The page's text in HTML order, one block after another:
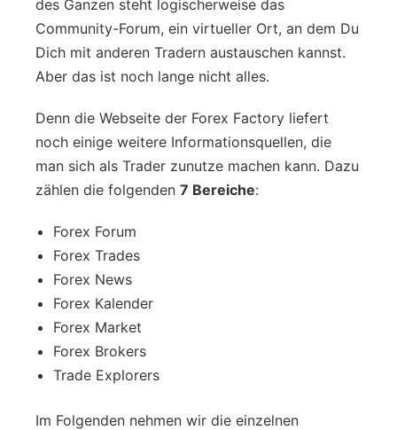
des Ganzen steht logischerweise das
Community-Forum, ein virtueller Ort, an dem Du
Dich mit anderen Tradern austauschen kannst.
Aber das ist noch lange nicht alles.
Denn die Webseite der Forex Factory liefert
noch einige weitere Informationsquellen, die
man sich als Trader zunutze machen kann. Dazu
zählen die folgenden 7 Bereiche:
Forex Forum
Forex Trades
Forex News
Forex Kalender
Forex Market
Forex Brokers
Trade Explorers
Im Folgenden nehmen wir die einzelnen